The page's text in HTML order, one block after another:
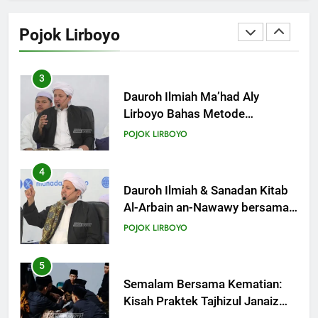
19
KHUTBAH
20
KHUTBAH
21
KHUTBAH
Pojok Lirboyo
Mudir Aam Ma’had Aly
Sampaikan Pentingnya
Mempelajari Ilmu Hadis Dalam
3
Dauroh Ilmiah Ma’had Aly
Lirboyo Bahas Metode
Ahlusunnah dalam
POJOK LIRBOYO
4
Dauroh Ilmiah & Sanadan Kitab
Al-Arbain an-Nawawy bersama
As-Syaikh Dr. Yasir Al-Adny
POJOK LIRBOYO
5
Semalam Bersama Kematian:
Kisah Praktek Tajhizul Janaiz